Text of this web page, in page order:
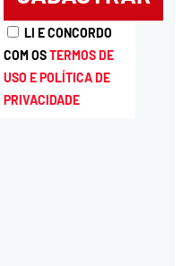
LI E CONCORDO
COM OSTERMOS DE
USO E POLÍTICA DE
PRIVACIDADE